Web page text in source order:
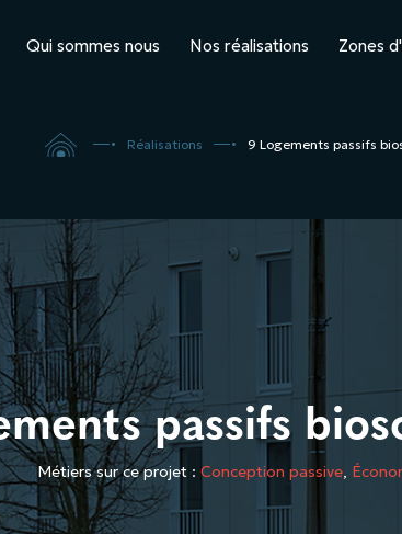
Qui sommes nous Nos réalisations Zones
 5 Réalisations 5 9 Logements passifs
passifs
Métiers sur ce projet : Conception passive,